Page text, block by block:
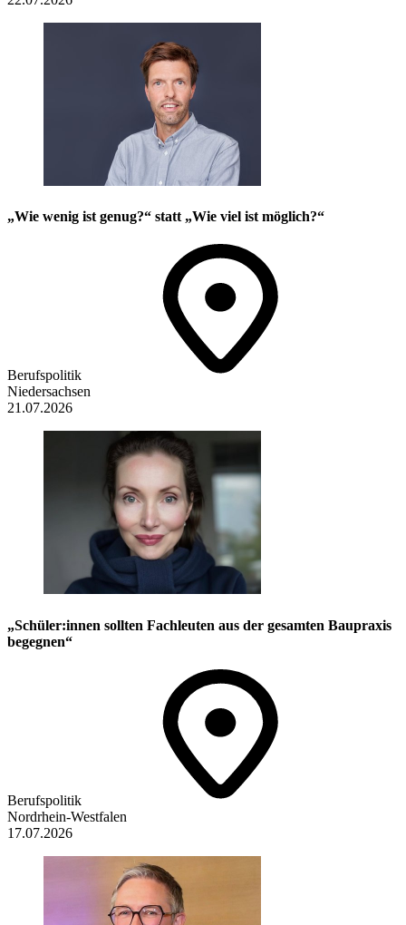
„Wie wenig ist genug?“ statt „Wie viel ist möglich?“
Berufspolitik
Niedersachsen
21.07.2026
„Schüler:innen sollten Fachleuten aus der gesamten Baupraxis
begegnen“
Berufspolitik
Nordrhein-Westfalen
17.07.2026